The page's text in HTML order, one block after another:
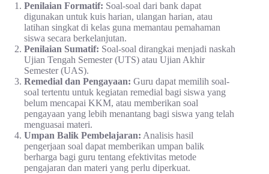
Penilaian Formatif: Soal-soal dari bank dapat
digunakan untuk kuis harian, ulangan harian, atau
latihan singkat di kelas guna memantau pemahaman
siswa secara berkelanjutan.
Penilaian Sumatif: Soal-soal dirangkai menjadi naskah
Ujian Tengah Semester (UTS) atau Ujian Akhir
Semester (UAS).
Remedial dan Pengayaan: Guru dapat memilih soal-
soal tertentu untuk kegiatan remedial bagi siswa yang
belum mencapai KKM, atau memberikan soal
pengayaan yang lebih menantang bagi siswa yang telah
menguasai materi.
Umpan Balik Pembelajaran: Analisis hasil
pengerjaan soal dapat memberikan umpan balik
berharga bagi guru tentang efektivitas metode
pengajaran dan materi yang perlu diperkuat.